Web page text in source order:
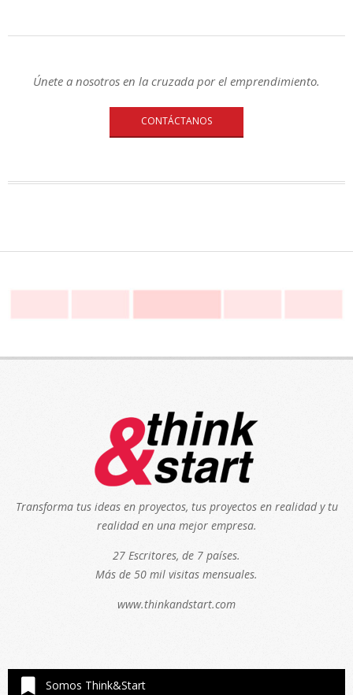
Únete a nosotros en la cruzada por el emprendimiento.
CONTÁCTANOS
Transforma tus ideas en proyectos, tus proyectos en realidad y tu
realidad en una mejor empresa.
27 Escritores, de 7 países.
Más de 50 mil visitas mensuales.
www.thinkandstart.com
Somos Think&Start